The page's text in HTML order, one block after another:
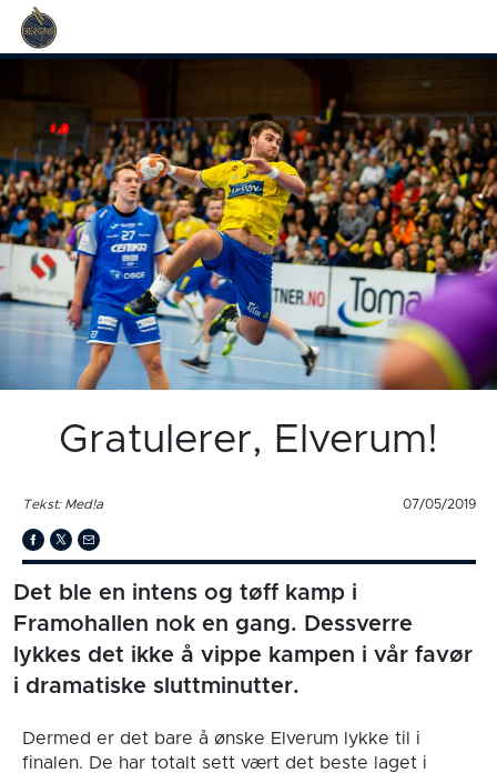
Gratulerer, Elverum!
Tekst: Med!a 07/05/2019
Det ble en intens og tøff kamp i
Framohallen nok en gang. Dessverre
lykkes det ikke å vippe kampen i vår favør
i dramatiske sluttminutter.
Dermed er det bare å ønske Elverum lykke til i
finalen. De har totalt sett vært det beste laget i